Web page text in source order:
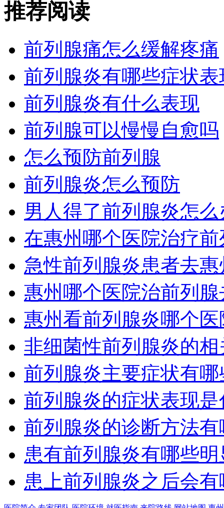
推荐阅读
前列腺痛怎么缓解疼痛
前列腺炎有哪些症状表
前列腺炎有什么表现
前列腺可以慢慢自愈吗
怎么预防前列腺
前列腺炎怎么预防
男人得了前列腺炎怎么
在惠州哪个医院治疗
急性前列腺炎患者去
惠州哪个医院治前列
惠州看前列腺炎哪个医
非细菌性前列腺炎的
前列腺炎主要症状有哪
前列腺炎的症状表现是
前列腺炎的诊断方法
患有前列腺炎有哪些
患上前列腺炎之后会